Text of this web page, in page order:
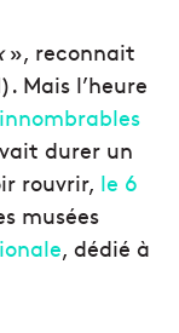
», reconnait
Mais l’heure
durer un
rouvrir, le 6
musées
, dédié à